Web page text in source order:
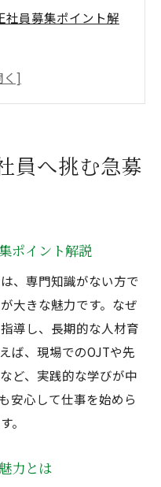
社員募集ポイント解
求人の魅力とは
得られる成長機会
集徹底解説
急募される背景
者サポート体制とは
キャリアアップの道
い福利厚生の特徴
で得られる安定性
で安定職を得る秘訣
で重視すべき点
員へ挑む急募
ポイント解説
、専門知識がない方で
大きな魅力です。なぜ
導し、長期的な人材育
ば、現場でのOJTや先
ど、実践的な学びが中
安心して仕事を始めら
。
力とは